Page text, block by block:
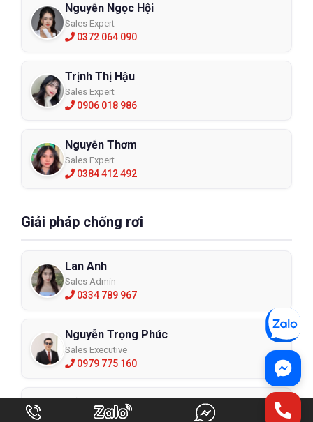
Nguyễn Ngọc Hội
Sales Expert
0372 064 090
Trịnh Thị Hậu
Sales Expert
0906 018 986
Nguyễn Thơm
Sales Expert
0384 412 492
Giải pháp chống rơi
Lan Anh
Sales Admin
0334 789 967
Nguyễn Trọng Phúc
Sales Executive
0979 775 160
Đỗ Minh Thắng
Sales Expert